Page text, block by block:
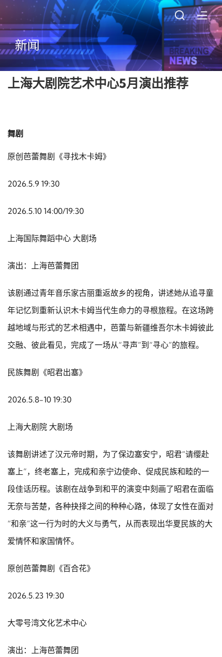
新闻
上海大剧院艺术中心5月演出推荐
舞剧
原创芭蕾舞剧《寻找木卡姆》
2026.5.9 19:30
2026.5.10 14:00/19:30
上海国际舞蹈中心 大剧场
演出：上海芭蕾舞团
该剧通过青年音乐家古丽重返故乡的视角，讲述她从追寻童
年记忆到重新认识木卡姆当代生命力的寻根旅程。在这场跨
越地域与形式的艺术相遇中，芭蕾与新疆维吾尔木卡姆彼此
交融、彼此看见，完成了一场从“寻声”到“寻心”的旅程。
民族舞剧《昭君出塞》
2026.5.8-10 19:30
上海大剧院 大剧场
该舞剧讲述了汉元帝时期，为了保边塞安宁，昭君“请缨赴
塞上”，终老塞上，完成和亲宁边使命、促成民族和睦的一
段佳话历程。该剧在战争到和平的演变中刻画了昭君在面临
无奈与苦楚，各种抉择之间的种种心路，体现了女性在面对
“和亲”这一行为时的大义与勇气，从而表现出华夏民族的大
爱情怀和家国情怀。
原创芭蕾舞剧《百合花》
2026.5.23 19:30
大零号湾文化艺术中心
演出：上海芭蕾舞团